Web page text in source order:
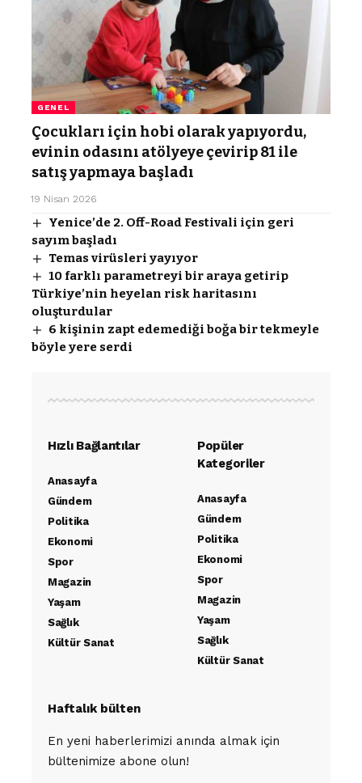
GENEL
Çocukları için hobi olarak yapıyordu,
evinin odasını atölyeye çevirip 81 ile
satış yapmaya başladı
19 Nisan 2026
Yenice’de 2. Off-Road Festivali için geri
sayım başladı
Temas virüsleri yayıyor
10 farklı parametreyi bir araya getirip
Türkiye’nin heyelan risk haritasını
oluşturdular
6 kişinin zapt edemediği boğa bir tekmeyle
böyle yere serdi
Hızlı Bağlantılar
Anasayfa
Gündem
Politika
Ekonomi
Spor
Magazin
Yaşam
Sağlık
Kültür Sanat
Popüler
Kategoriler
Anasayfa
Gündem
Politika
Ekonomi
Spor
Magazin
Yaşam
Sağlık
Kültür Sanat
Haftalık bülten
En yeni haberlerimizi anında almak için
bültenimize abone olun!